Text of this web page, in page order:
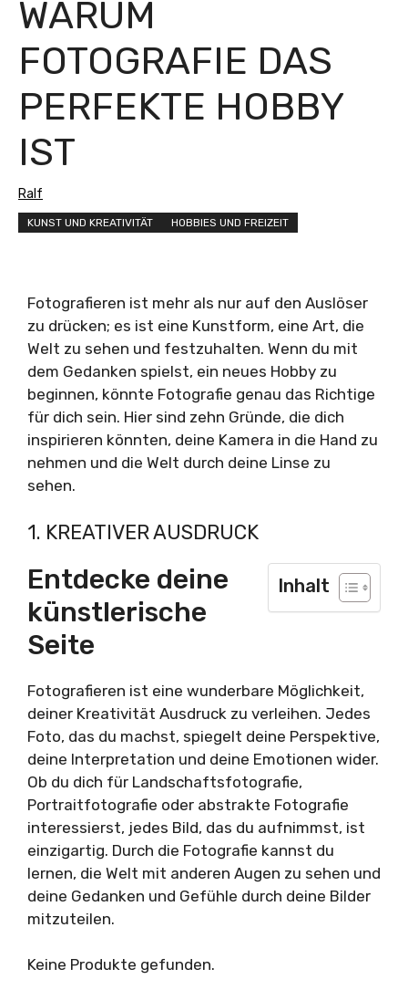
WARUM
FOTOGRAFIE DAS
PERFEKTE HOBBY
IST
Ralf
KUNST UND KREATIVITÄT HOBBIES UND FREIZEIT
Fotografieren ist mehr als nur auf den Auslöser
zu drücken; es ist eine Kunstform, eine Art, die
Welt zu sehen und festzuhalten. Wenn du mit
dem Gedanken spielst, ein neues Hobby zu
beginnen, könnte Fotografie genau das Richtige
für dich sein. Hier sind zehn Gründe, die dich
inspirieren könnten, deine Kamera in die Hand zu
nehmen und die Welt durch deine Linse zu
sehen.
1. KREATIVER AUSDRUCK
Inhalt
Entdecke deine
künstlerische
Seite
Fotografieren ist eine wunderbare Möglichkeit,
deiner Kreativität Ausdruck zu verleihen. Jedes
Foto, das du machst, spiegelt deine Perspektive,
deine Interpretation und deine Emotionen wider.
Ob du dich für Landschaftsfotografie,
Portraitfotografie oder abstrakte Fotografie
interessierst, jedes Bild, das du aufnimmst, ist
einzigartig. Durch die Fotografie kannst du
lernen, die Welt mit anderen Augen zu sehen und
deine Gedanken und Gefühle durch deine Bilder
mitzuteilen.
Keine Produkte gefunden.